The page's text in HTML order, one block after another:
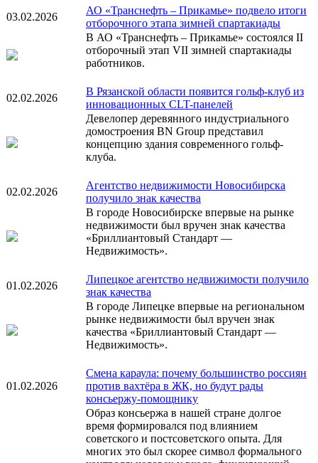
03.02.2026
АО «Транснефть – Прикамье» подвело итоги
отборочного этапа зимней спартакиады
В АО «Транснефть – Прикамье» состоялся II
отборочный этап VII зимней спартакиады
работников.
02.02.2026
В Рязанской области появится гольф-клуб из
инновационных CLT-панелей
Девелопер деревянного индустриального
домостроения BN Group представил
концепцию здания современного гольф-
клуба.
02.02.2026
Агентство недвижимости Новосибирска
получило знак качества
В городе Новосибирске впервые на рынке
недвижимости был вручен знак качества
«Бриллиантовый Стандарт —
Недвижимость».
01.02.2026
Липецкое агентство недвижимости получило
знак качества
В городе Липецке впервые на региональном
рынке недвижимости был вручен знак
качества «Бриллиантовый Стандарт —
Недвижимость».
01.02.2026
Смена караула: почему большинство россиян
против вахтёра в ЖК, но будут рады
консьержу-помощнику
Образ консьержа в нашей стране долгое
время формировался под влиянием
советского и постсоветского опыта. Для
многих это был скорее символ формального